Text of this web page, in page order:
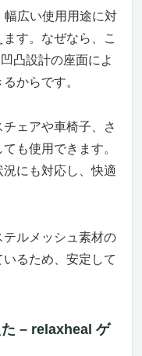
幅広い使用用途に対
す。なぜなら、こ
凸設計の座面によ
からです。
ェアや車椅子、さ
も使用できます。
にも対応し、快適
ルメッシュ素材の
るため、安定して
– relaxheal ゲ